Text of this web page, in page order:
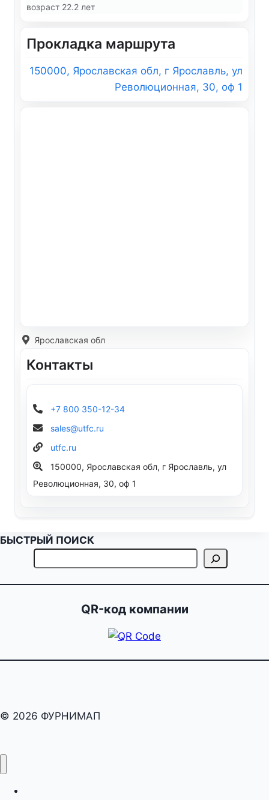
возраст 22.2 лет
Прокладка маршрута
150000, Ярославская обл, г Ярославль, ул
Революционная, 30, оф 1
Ярославская обл
Контакты
+7 800 350-12-34
sales@utfc.ru
utfc.ru
150000, Ярославская обл, г Ярославль, ул
Революционная, 30, оф 1
БЫСТРЫЙ ПОИСК
QR-код компании
© 2026 ФУРНИМАП